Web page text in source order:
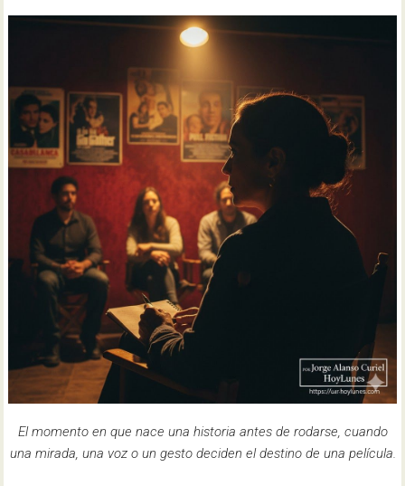
El momento en que nace una historia antes de rodarse, cuando
una mirada, una voz o un gesto deciden el destino de una película.